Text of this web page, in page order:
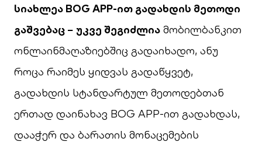
სიახლეა BOG APP-ით გადახდის მეთოდი
გაშვებაც − უკვე შეგიძლია მობილბანკით
ონლაინმაღაზიებშიც გადაიხადო, ანუ
როცა რაიმეს ყიდვას გადაწყვეტ,
გადახდის სტანდარტულ მეთოდებთან
ერთად დაინახავ BOG APP-ით გადახდას,
დააჭერ და ბარათის მონაცემების